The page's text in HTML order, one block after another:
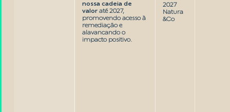
nossa cadeia de
valoraté 2027,
promovendo acesso à
remediação e
alavancando o
impacto positivo.
2027
Natura
&Co